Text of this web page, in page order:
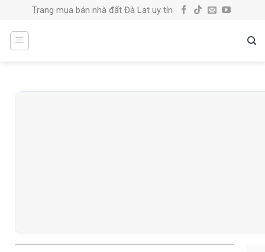
content
Trang mua bán nhà đất Đà Lạt uy tín